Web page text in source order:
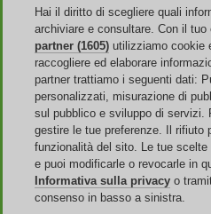
T&C
Informazioni legali
Trasparenza
Team Discoup
News
Tutti i negozi
Tutte le categorie
Guida agli sconti
Eventi
Saldi Online
Back to School
Hai il diritto di scegliere quali
archiviare e consultare. Con il tuo
partner (1605) utilizziamo cookie
raccogliere ed elaborare
partner trattiamo i seguenti dati:
personalizzati, misurazione di
sul pubblico e sviluppo di servizi.
gestire le tue preferenze. Il rifiuto
funzionalità del sito. Le tue
e puoi modificarle o revocarle in
Informativa sulla privacy o
consenso in basso a sinistra.